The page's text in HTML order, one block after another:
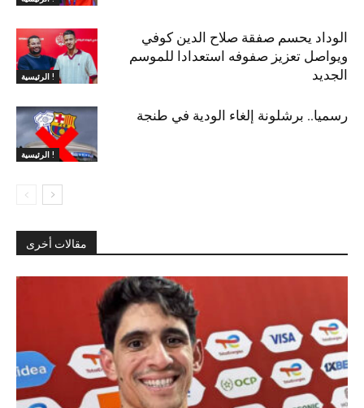
الرئيسية !
الوداد يحسم صفقة صلاح الدين كوفي
ويواصل تعزيز صفوفه استعدادا للموسم
الجديد
الرئيسية !
رسميا.. برشلونة إلغاء الودية في طنجة
مقالات أخرى